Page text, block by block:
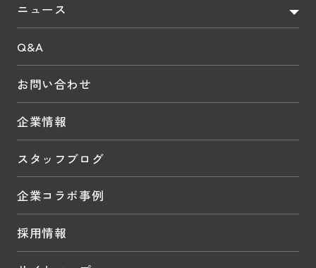
ニュース
Q&A
お問い合わせ
企業情報
スタッフブログ
企業コラボ事例
採用情報